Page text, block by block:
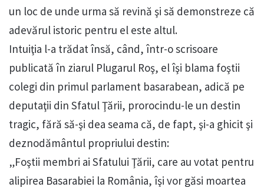
un loc de unde urma să revină şi să demonstreze că
adevărul istoric pentru el este altul.
Intuiţia l-a trădat însă, când, într-o scrisoare
publicată în ziarul Plugarul Roş, el îşi blama foştii
colegi din primul parlament basarabean, adică pe
deputaţii din Sfatul Ţării, prorocindu-le un destin
tragic, fără să-şi dea seama că, de fapt, şi-a ghicit şi
deznodământul propriului destin:
„Foştii membri ai Sfatului Ţării, care au votat pentru
alipirea Basarabiei la România, îşi vor găsi moartea